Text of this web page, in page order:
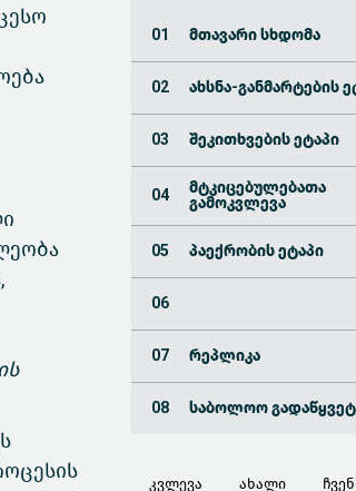
მთავარი სხდომა
ახსნა-განმარტების
შეკითხვების ეტაპი
მტკიცებულებათა
გამოკვლევა
პაექრობის ეტაპი
რეპლიკა
საბოლოო
კვლევა ახალი